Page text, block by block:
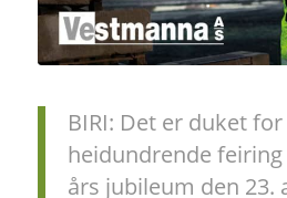
BIRI: Det er duket for
heidundrende feiring
års jubileum den 23.